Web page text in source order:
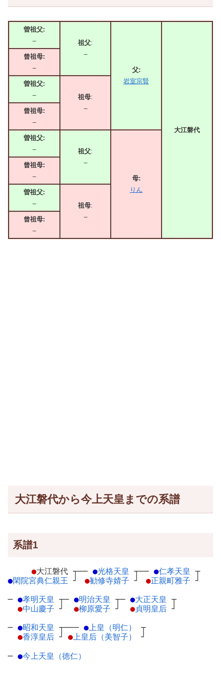
曽祖父:
–
祖父:
–
父:
岩室宗賢
大江磐代
曾祖母:
–
曽祖父:
–
祖母:
–
曾祖母:
–
曽祖父:
–
祖父:
–
母:
りん
曾祖母:
–
曽祖父:
–
祖母:
–
曾祖母:
–
大江磐代から今上天皇までの系譜
系譜1
●大江磐代 ┬
●閑院宮典仁親王 ┘
── ●光格天皇 ┬
●勧修寺婧子 ┘
── ●仁孝天皇 ┬
●正親町雅子 ┘
─ ●孝明天皇 ┬
●中山慶子 ┘
─ ●明治天皇 ┬
●柳原愛子 ┘
─ ●大正天皇 ┬
●貞明皇后 ┘
─ ●昭和天皇 ┬
●香淳皇后 ┘
─── ●上皇（明仁）
┬
●上皇后（美智子） ┘
─ ●今上天皇（徳仁）